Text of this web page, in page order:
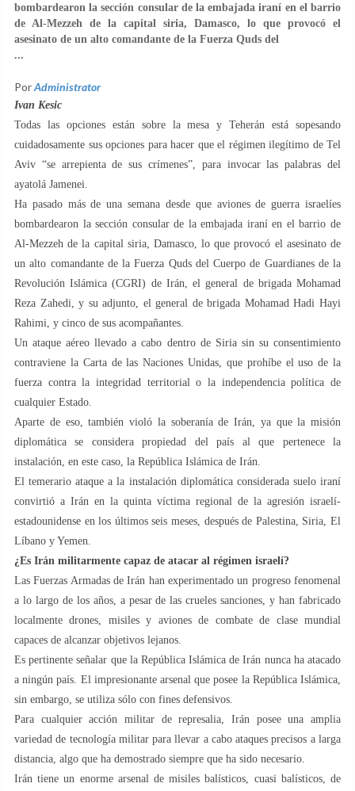
bombardearon la sección consular de la embajada iraní en el barrio
de Al-Mezzeh de la capital siria, Damasco, lo que provocó el
asesinato de un alto comandante de la Fuerza Quds del
...
PorAdministrator
Ivan Kesic
Todas las opciones están sobre la mesa y Teherán está sopesando
cuidadosamente sus opciones para hacer que el régimen ilegítimo de Tel
Aviv “se arrepienta de sus crímenes”, para invocar las palabras del
ayatolá Jamenei.
Ha pasado más de una semana desde que aviones de guerra israelíes
bombardearon la sección consular de la embajada iraní en el barrio de
Al-Mezzeh de la capital siria, Damasco, lo que provocó el asesinato de
un alto comandante de la Fuerza Quds del Cuerpo de Guardianes de la
Revolución Islámica (CGRI) de Irán, el general de brigada Mohamad
Reza Zahedi, y su adjunto, el general de brigada Mohamad Hadi Hayi
Rahimi, y cinco de sus acompañantes.
Un ataque aéreo llevado a cabo dentro de Siria sin su consentimiento
contraviene la Carta de las Naciones Unidas, que prohíbe el uso de la
fuerza contra la integridad territorial o la independencia política de
cualquier Estado.
Aparte de eso, también violó la soberanía de Irán, ya que la misión
diplomática se considera propiedad del país al que pertenece la
instalación, en este caso, la República Islámica de Irán.
El temerario ataque a la instalación diplomática considerada suelo iraní
convirtió a Irán en la quinta víctima regional de la agresión israelí-
estadounidense en los últimos seis meses, después de Palestina, Siria, El
Líbano y Yemen.
¿Es Irán militarmente capaz de atacar al régimen israelí?
Las Fuerzas Armadas de Irán han experimentado un progreso fenomenal
a lo largo de los años, a pesar de las crueles sanciones, y han fabricado
localmente drones, misiles y aviones de combate de clase mundial
capaces de alcanzar objetivos lejanos.
Es pertinente señalar que la República Islámica de Irán nunca ha atacado
a ningún país. El impresionante arsenal que posee la República Islámica,
sin embargo, se utiliza sólo con fines defensivos.
Para cualquier acción militar de represalia, Irán posee una amplia
variedad de tecnología militar para llevar a cabo ataques precisos a larga
distancia, algo que ha demostrado siempre que ha sido necesario.
Irán tiene un enorme arsenal de misiles balísticos, cuasi balísticos, de